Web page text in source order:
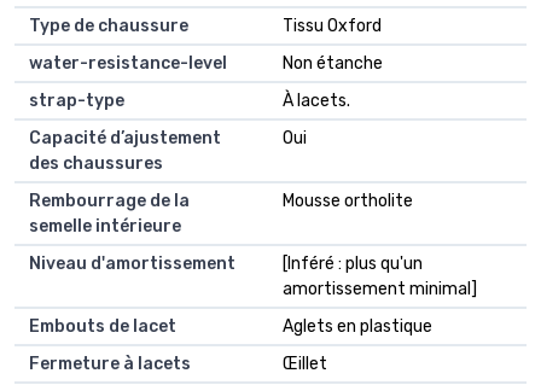
Type de chaussure
Tissu Oxford
water-resistance-level
Non étanche
strap-type
À lacets.
Capacité d’ajustement
des chaussures
Oui
Rembourrage de la
semelle intérieure
Mousse ortholite
Niveau d'amortissement
[Inféré : plus qu'un
amortissement minimal]
Embouts de lacet
Aglets en plastique
Fermeture à lacets
Œillet